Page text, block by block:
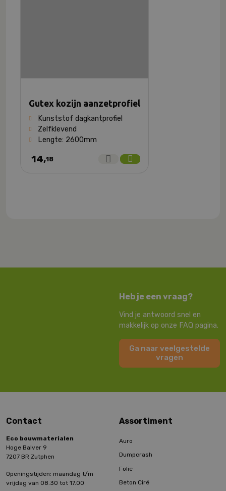
Gutex kozijn aanzetprofiel
Kunststof dagkantprofiel
Zelfklevend
Lengte: 2600mm
14,18
Heb je een vraag?
Vind je antwoord snel en
makkelijk op onze FAQ pagina.
Ga naar veelgestelde
vragen
Contact
Eco bouwmaterialen
Hoge Balver 9
7207 BR Zutphen
Openingstijden: maandag t/m
vrijdag van 08.30 tot 17.00
Assortiment
Auro
Dumpcrash
Folie
Beton Ciré